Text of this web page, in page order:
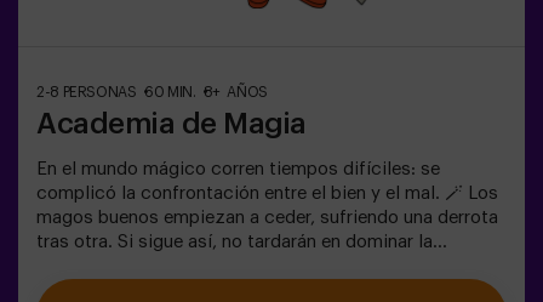
2-8 PERSONAS 60 MIN. 8+ AÑOS
Academia de Magia
En el mundo mágico corren tiempos difíciles: se
complicó la confrontación entre el bien y el mal. 🪄 Los
magos buenos empiezan a ceder, sufriendo una derrota
tras otra. Si sigue así, no tardarán en dominar la
equilibrio es utilizar el poder de la Piedra Filosofal.